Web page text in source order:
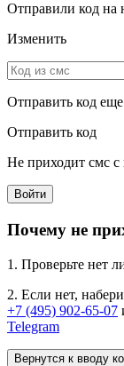
Отправили код на
Изменить
Отправить код еще
Отправить код
Не приходит смс с
Войти
Почему не
1. Проверьте нет
2. Если нет,
+7 (495) 902-65-07
Telegram
Вернутся к вводу